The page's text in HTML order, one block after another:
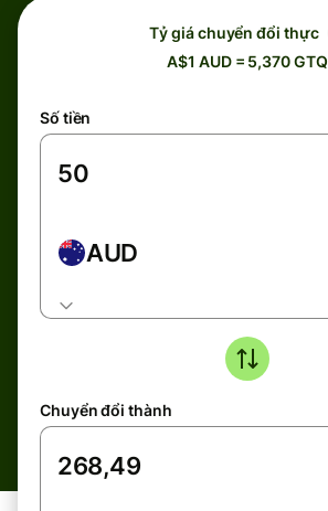
Tỷ giá chuyển đổi thực
A$1 AUD = 5,370 GTQ
Số tiền
AUD
Chuyển đổi thành